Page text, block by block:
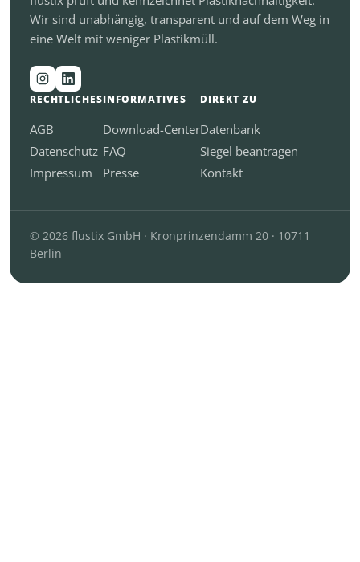
Wir sind unabhängig, transparent und auf dem Weg in
eine Welt mit weniger Plastikmüll.
RECHTLICHES
AGB
Datenschutz
Impressum
INFORMATIVES
Download-Center
FAQ
Presse
DIREKT ZU
Datenbank
Siegel beantragen
Kontakt
© 2026 flustix GmbH · Kronprinzendamm 20 · 10711
Berlin